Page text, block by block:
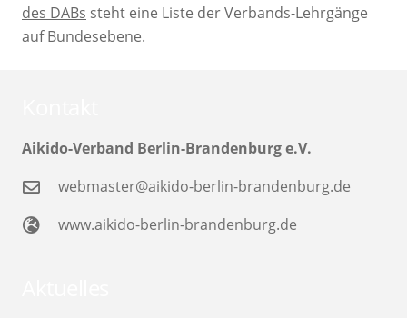
des DABs steht eine Liste der Verbands-Lehrgänge
auf Bundesebene.
Aikido-Verband Berlin-Brandenburg e.V.
webmaster@aikido-berlin-brandenburg.de
www.aikido-berlin-brandenburg.de